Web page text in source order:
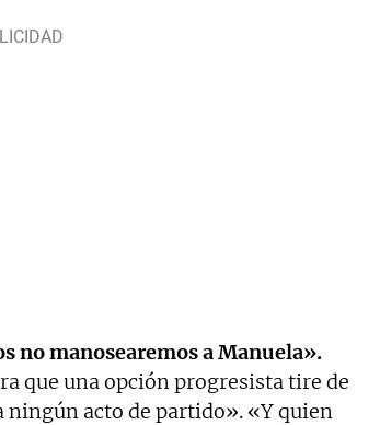
no manosearemos a Manuela».
que una opción progresista tire de
acto de partido». «Y quien